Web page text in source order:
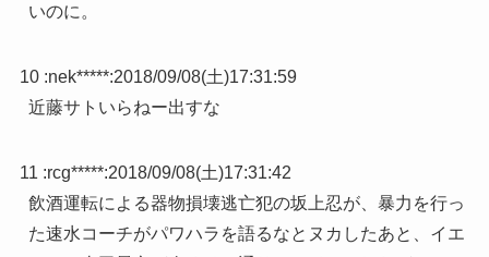
いのに。
10 :nek*****:2018/09/08(土)17:31:59
近藤サトいらねー出すな
11 :rcg*****:2018/09/08(土)17:31:42
飲酒運転による器物損壊逃亡犯の坂上忍が、暴力を行っ
た速水コーチがパワハラを語るなとヌカしたあと、イエ